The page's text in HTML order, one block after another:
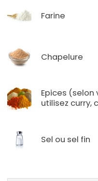
Farine
Chapelure
Epices (selon
utilisez curry,
Sel ou sel fin